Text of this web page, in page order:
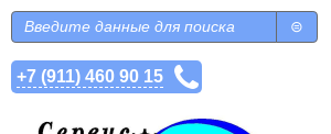
Перейти к основному содержанию
Форма поиска
Поиск
+7 (911) 460 90 15